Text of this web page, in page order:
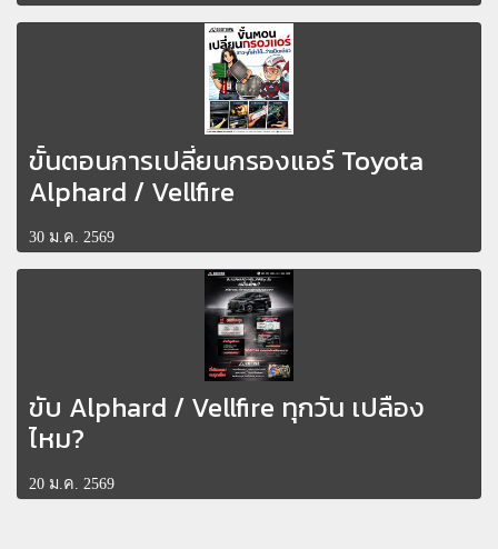
ขั้นตอนการเปลี่ยนกรองแอร์ Toyota
Alphard / Vellfire
30 ม.ค. 2569
ขับ Alphard / Vellfire ทุกวัน เปลือง
ไหม?
20 ม.ค. 2569